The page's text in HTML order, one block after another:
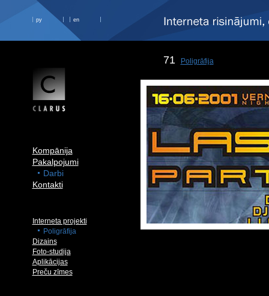
ру en
Kompānija
Pakalpojumi
Darbi
Kontakti
Interneta projekti
Poligrāfija
Dizains
Foto-studija
Aplikācijas
Preču zīmes
71 Poligrāfija